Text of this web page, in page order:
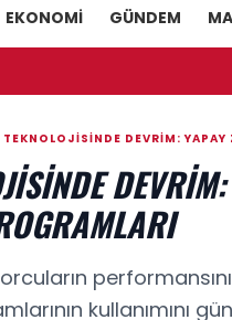
EKONOMI GÜNDEM
TEKNOLOJISINDE DEVRIM:
kullanımını